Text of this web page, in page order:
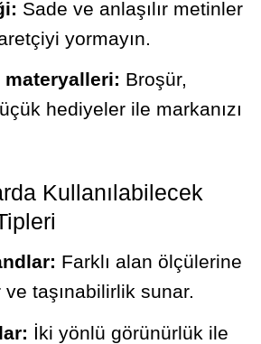
Sade ve anlaşılır metinler
yormayın.
Broşür,
hediyeler ile markanızı
Kullanılabilecek
Farklı alan ölçülerine
taşınabilirlik sunar.
İki yönlü görünürlük ile